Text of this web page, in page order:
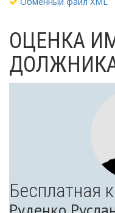
ОЦЕНКА
Бесплатная